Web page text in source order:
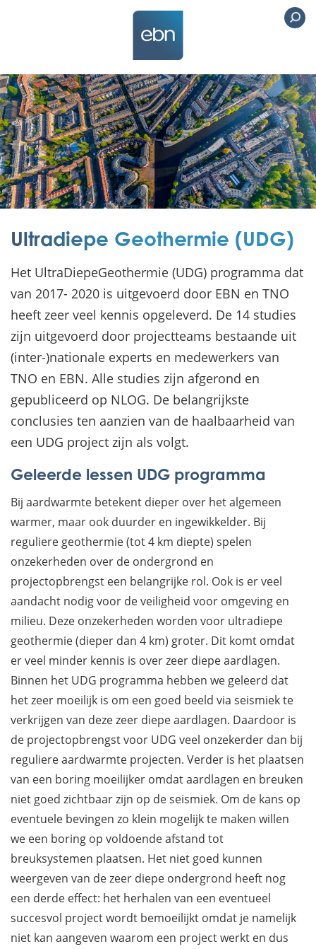
Ultradiepe Geothermie (UDG)
Het UltraDiepeGeothermie (UDG) programma dat
van 2017- 2020 is uitgevoerd door EBN en TNO
heeft zeer veel kennis opgeleverd. De 14 studies
zijn uitgevoerd door projectteams bestaande uit
(inter-)nationale experts en medewerkers van
TNO en EBN. Alle studies zijn afgerond en
gepubliceerd op NLOG. De belangrijkste
conclusies ten aanzien van de haalbaarheid van
een UDG project zijn als volgt.
Geleerde lessen UDG programma
Bij aardwarmte betekent dieper over het algemeen
warmer, maar ook duurder en ingewikkelder. Bij
reguliere geothermie (tot 4 km diepte) spelen
onzekerheden over de ondergrond en
projectopbrengst een belangrijke rol. Ook is er veel
aandacht nodig voor de veiligheid voor omgeving en
milieu. Deze onzekerheden worden voor ultradiepe
geothermie (dieper dan 4 km) groter. Dit komt omdat
er veel minder kennis is over zeer diepe aardlagen.
Binnen het UDG programma hebben we geleerd dat
het zeer moeilijk is om een goed beeld via seismiek te
verkrijgen van deze zeer diepe aardlagen. Daardoor is
de projectopbrengst voor UDG veel onzekerder dan bij
reguliere aardwarmte projecten. Verder is het plaatsen
van een boring moeilijker omdat aardlagen en breuken
niet goed zichtbaar zijn op de seismiek. Om de kans op
eventuele bevingen zo klein mogelijk te maken willen
we een boring op voldoende afstand tot
breuksystemen plaatsen. Het niet goed kunnen
weergeven van de zeer diepe ondergrond heeft nog
een derde effect: het herhalen van een eventueel
succesvol project wordt bemoeilijkt omdat je namelijk
niet kan aangeven waarom een project werkt en dus